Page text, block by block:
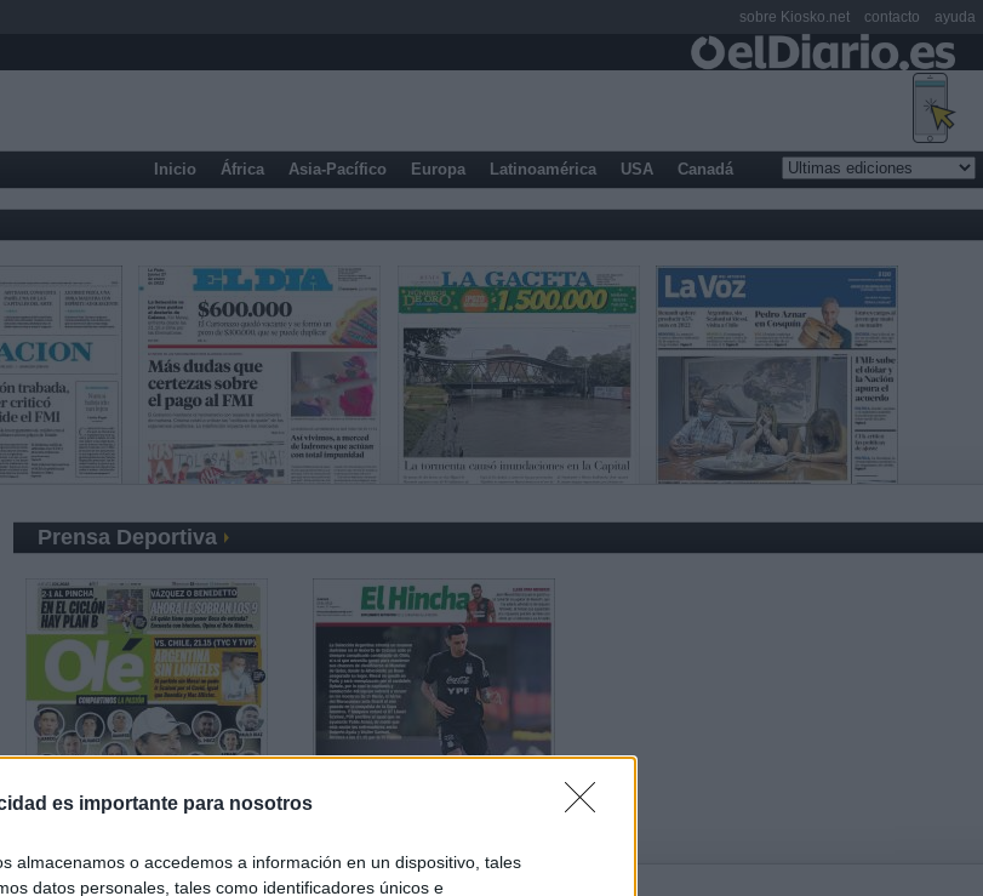
es importante para nosotros
almacenamos o accedemos a información en un dispositivo, tales
datos personales, tales como identificadores únicos e
Inicio África Asia-Pacífico Europa Latinoamérica USA Canadá
Prensa Deportiva
sobre Kiosko.net contacto ayuda